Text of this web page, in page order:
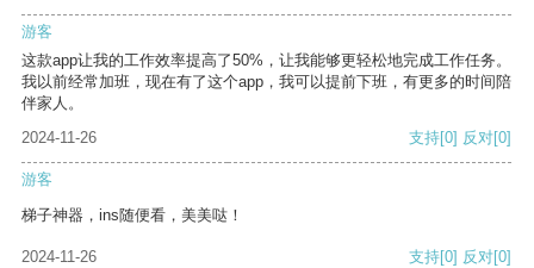
游客
这款app让我的工作效率提高了50%，让我能够更轻松地完成工作任务。
我以前经常加班，现在有了这个app，我可以提前下班，有更多的时间陪
伴家人。
2024-11-26
支持[0] 反对[0]
游客
梯子神器，ins随便看，美美哒！
2024-11-26 支持[0] 反对[0]